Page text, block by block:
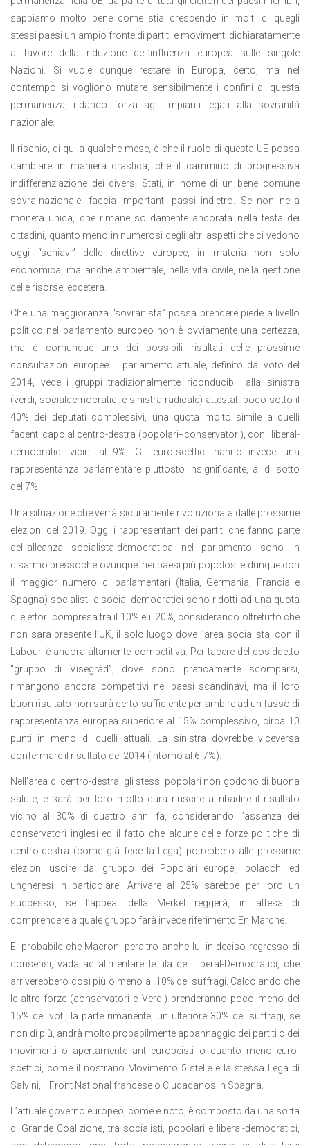
sappiamo molto bene come stia crescendo in molti di quegli
stessi paesi un ampio fronte di partiti e movimenti dichiaratamente
a favore della riduzione dell’influenza europea sulle singole
Nazioni. Si vuole dunque restare in Europa, certo, ma nel
contempo si vogliono mutare sensibilmente i confini di questa
permanenza, ridando forza agli impianti legati alla sovranità
nazionale.
Il rischio, di qui a qualche mese, è che il ruolo di questa UE possa
cambiare in maniera drastica, che il cammino di progressiva
indifferenziazione dei diversi Stati, in nome di un bene comune
sovra-nazionale, faccia importanti passi indietro. Se non nella
moneta unica, che rimane solidamente ancorata nella testa dei
cittadini, quanto meno in numerosi degli altri aspetti che ci vedono
oggi “schiavi” delle direttive europee, in materia non solo
economica, ma anche ambientale, nella vita civile, nella gestione
delle risorse, eccetera.
Che una maggioranza “sovranista” possa prendere piede a livello
politico nel parlamento europeo non è ovviamente una certezza,
ma è comunque uno dei possibili risultati delle prossime
consultazioni europee. Il parlamento attuale, definito dal voto del
2014, vede i gruppi tradizionalmente riconducibili alla sinistra
(verdi, socialdemocratici e sinistra radicale) attestati poco sotto il
40% dei deputati complessivi, una quota molto simile a quelli
facenti capo al centro-destra (popolari+conservatori), con i liberal-
democratici vicini al 9%. Gli euro-scettici hanno invece una
rappresentanza parlamentare piuttosto insignificante, al di sotto
del 7%.
Una situazione che verrà sicuramente rivoluzionata dalle prossime
elezioni del 2019. Oggi i rappresentanti dei partiti che fanno parte
dell’alleanza socialista-democratica nel parlamento sono in
disarmo pressoché ovunque: nei paesi più popolosi e dunque con
il maggior numero di parlamentari (Italia, Germania, Francia e
Spagna) socialisti e social-democratici sono ridotti ad una quota
di elettori compresa tra il 10% e il 20%, considerando oltretutto che
non sarà presente l’UK, il solo luogo dove l’area socialista, con il
Labour, è ancora altamente competitiva. Per tacere del cosiddetto
“gruppo di Visegràd”, dove sono praticamente scomparsi,
rimangono ancora competitivi nei paesi scandinavi, ma il loro
buon risultato non sarà certo sufficiente per ambire ad un tasso di
rappresentanza europea superiore al 15% complessivo, circa 10
punti in meno di quelli attuali. La sinistra dovrebbe viceversa
confermare il risultato del 2014 (intorno al 6-7%).
Nell’area di centro-destra, gli stessi popolari non godono di buona
salute, e sarà per loro molto dura riuscire a ribadire il risultato
vicino al 30% di quattro anni fa, considerando l’assenza dei
conservatori inglesi ed il fatto che alcune delle forze politiche di
centro-destra (come già fece la Lega) potrebbero alle prossime
elezioni uscire dal gruppo dei Popolari europei, polacchi ed
ungheresi in particolare. Arrivare al 25% sarebbe per loro un
successo, se l’appeal della Merkel reggerà, in attesa di
comprendere a quale gruppo farà invece riferimento En Marche.
E’ probabile che Macron, peraltro anche lui in deciso regresso di
consensi, vada ad alimentare le fila dei Liberal-Democratici, che
arriverebbero così più o meno al 10% dei suffragi. Calcolando che
le altre forze (conservatori e Verdi) prenderanno poco meno del
15% dei voti, la parte rimanente, un ulteriore 30% dei suffragi, se
non di più, andrà molto probabilmente appannaggio dei partiti o dei
movimenti o apertamente anti-europeisti o quanto meno euro-
scettici, come il nostrano Movimento 5 stelle e la stessa Lega di
Salvini, il Front National francese o Ciudadanos in Spagna.
L’attuale governo europeo, come è noto, è composto da una sorta
di Grande Coalizione, tra socialisti, popolari e liberal-democratici,